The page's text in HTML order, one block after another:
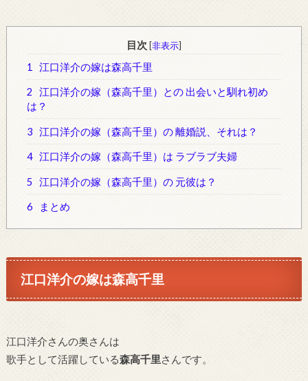
目次 [非表示]
1 江口洋介の嫁は森高千里
2
江口洋介の嫁（森高千里）との 出会いと馴れ初め
は？
3 江口洋介の嫁（森高千里）の 離婚説、それは？
4 江口洋介の嫁（森高千里）は ラブラブ夫婦
5 江口洋介の嫁（森高千里）の 元彼は？
6 まとめ
江口洋介の嫁は森高千里
江口洋介さんの奥さんは
歌手として活躍している森高千里さんです。